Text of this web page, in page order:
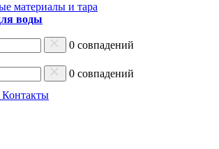
материалы и тара
воды
0 совпадений
0 совпадений
Контакты